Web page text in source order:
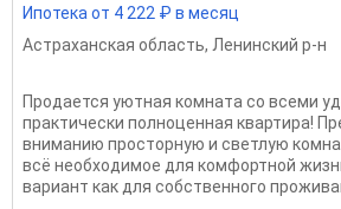
Ипотека от 4 222 ₽ в месяц
Астраханская область, Ленинский р-н
Продается уютная комната со всеми
практически полноценная квартира!
вниманию просторную и светлую
всё необходимое для комфортной
вариант как для собственного